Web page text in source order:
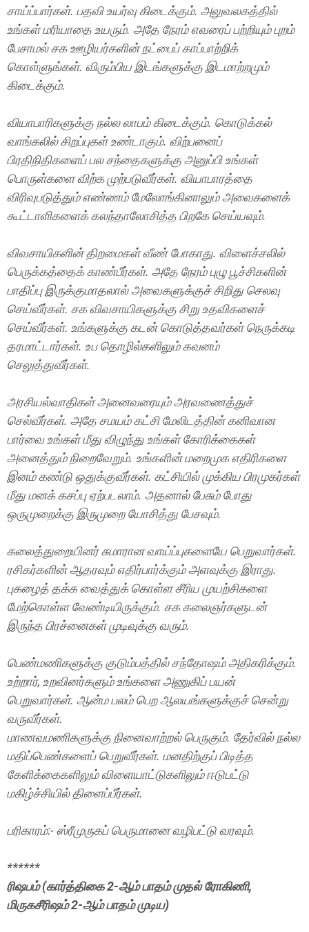
சாய்ப்பார்கள். பதவி உயர்வு கிடைக்கும். அலுவலகத்தில்
உங்கள் மரியாதை உயரும். அதே நேரம் எவரைப் பற்றியும் புறம்
பேசாமல் சக ஊழியர்களின் நட்பைப் காப்பாற்றிக்
கொள்ளுங்கள். விரும்பிய இடங்களுக்கு இடமாற்றமும்
கிடைக்கும்.
வியாபாரிகளுக்கு நல்ல லாபம் கிடைக்கும். கொடுக்கல்
வாங்கலில் சிறப்புகள் உண்டாகும். விற்பனைப்
பிரதிநிதிகளைப் பல சந்தைகளுக்கு அனுப்பி உங்கள்
பொருள்களை விற்க முற்படுவீர்கள். வியாபாரத்தை
விரிவுபடுத்தும் எண்ணம் மேலோங்கினாலும் அவைகளைக்
கூட்டாளிகளைக் கலந்தாலோசித்த பிறகே செய்யவும்.
விவசாயிகளின் திறமைகள் வீண் போகாது. விளைச்சலில்
பெருக்கத்தைக் காண்பீர்கள். அதே நேரம் புழு பூச்சிகளின்
பாதிப்பு இருக்குமாதலால் அவைகளுக்குச் சிறிது செலவு
செய்வீர்கள். சக விவசாயிகளுக்கு சிறு உதவிகளைச்
செய்வீர்கள். உங்களுக்கு கடன் கொடுத்தவர்கள் நெருக்கடி
தரமாட்டார்கள். உப தொழில்களிலும் கவனம்
செலுத்துவீர்கள்.
அரசியல்வாதிகள் அனைவரையும் அரவணைத்துச்
செல்வீர்கள். அதே சமயம் கட்சி மேலிடத்தின் கனிவான
பார்வை உங்கள் மீது விழுந்து உங்கள் கோரிக்கைகள்
அனைத்தும் நிறைவேறும். உங்களின் மறைமுக எதிரிகளை
இனம் கண்டு ஒதுக்குவீர்கள். கட்சியில் முக்கிய பிரமுகர்கள்
மீது மனக் கசப்பு ஏற்படலாம். அதனால் பேசும் போது
ஒருமுறைக்கு இருமுறை யோசித்து பேசவும்.
கலைத்துறையினர் சுமாரான வாய்ப்புகளையே பெறுவார்கள்.
ரசிகர்களின் ஆதரவும் எதிர்பார்க்கும் அளவுக்கு இராது.
புகழைத் தக்க வைத்துக் கொள்ள சீரிய முயற்சிகளை
மேற்கொள்ள வேண்டியிருக்கும். சக கலைஞர்களுடன்
இருந்த பிரச்னைகள் முடிவுக்கு வரும்.
பெண்மணிகளுக்கு குடும்பத்தில் சந்தோஷம் அதிகரிக்கும்.
உற்றார், உறவினர்களும் உங்களை அணுகிப் பயன்
பெறுவார்கள். ஆன்ம பலம் பெற ஆலயங்களுக்குச் சென்று
வருவீர்கள்.
மாணவமணிகளுக்கு நினைவாற்றல் பெருகும். தேர்வில் நல்ல
மதிப்பெண்களைப் பெறுவீர்கள். மனதிற்குப் பிடித்த
கேளிக்கைகளிலும் விளையாட்டுகளிலும் ஈடுபட்டு
மகிழ்ச்சியில் திளைப்பீர்கள்.
பரிகாரம்:- ஸ்ரீமுருகப் பெருமானை வழிபட்டு வரவும்.
******
ரிஷபம் (கார்த்திகை 2-ஆம் பாதம் முதல் ரோகிணி,
மிருகசீரிஷம் 2-ஆம் பாதம் முடிய)